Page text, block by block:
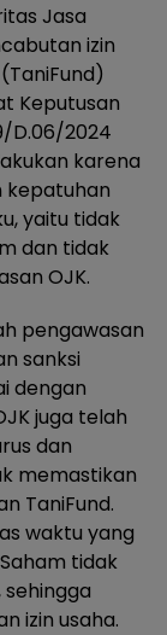
Jasa
izin
Keputusan
D.06/2024
karena
kepatuhan
yaitu tidak
dan tidak
OJK.
pengawasan
sanksi
dengan
juga telah
dan
memastikan
TaniFund.
waktu yang
tidak
izin usaha.